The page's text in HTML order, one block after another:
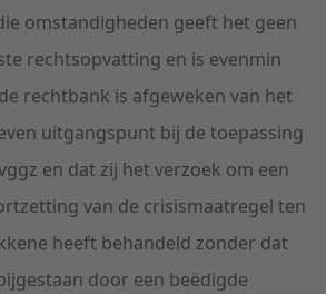
omstandigheden geeft het geen
rechtsopvatting en is evenmin
rechtbank is afgeweken van het
uitgangspunt bij de toepassing
en dat zij het verzoek om een
van de crisismaatregel ten
heeft behandeld zonder dat
door een beëdigde